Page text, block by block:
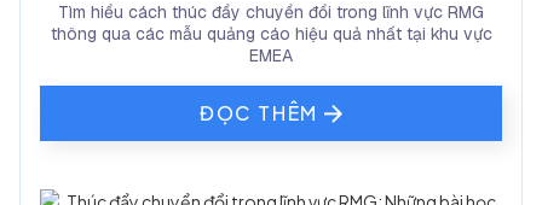
Tìm hiểu cách thúc đẩy chuyển đổi trong lĩnh vực RMG
thông qua các mẫu quảng cáo hiệu quả nhất tại khu vực
EMEA
ĐỌC THÊM